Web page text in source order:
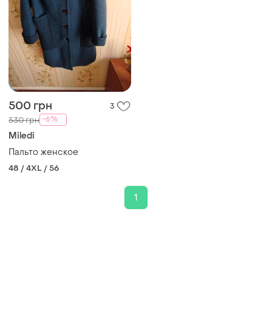
500 грн 3
530 грн -6%
Miledi
Пальто женское
48 / 4XL / 56
1